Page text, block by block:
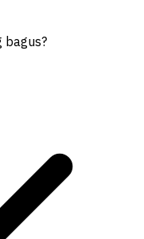
bagus?